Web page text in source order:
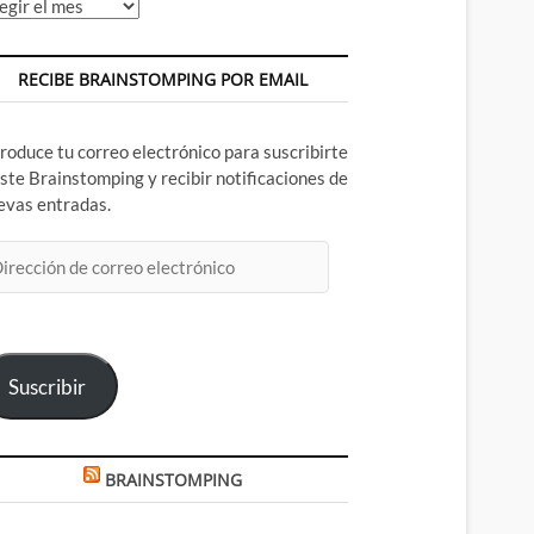
RECIBE BRAINSTOMPING POR EMAIL
tu correo electrónico para suscribirte
Brainstomping y recibir notificaciones de
entradas.
Suscribir
BRAINSTOMPING